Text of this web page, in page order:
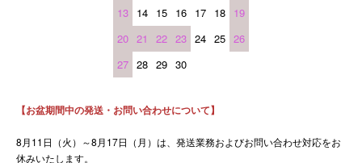
13 14 15 16 17 18 19
20 21 22 23 24 25 26
27 28 29 30
【お盆期間中の発送・お問い合わせについて】
8月11日（火）～8月17日（月）は、発送業務およびお問い合わせ対応をお
休みいたします。